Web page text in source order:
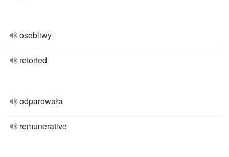
osobliwy
retorted
odparowała
remunerative